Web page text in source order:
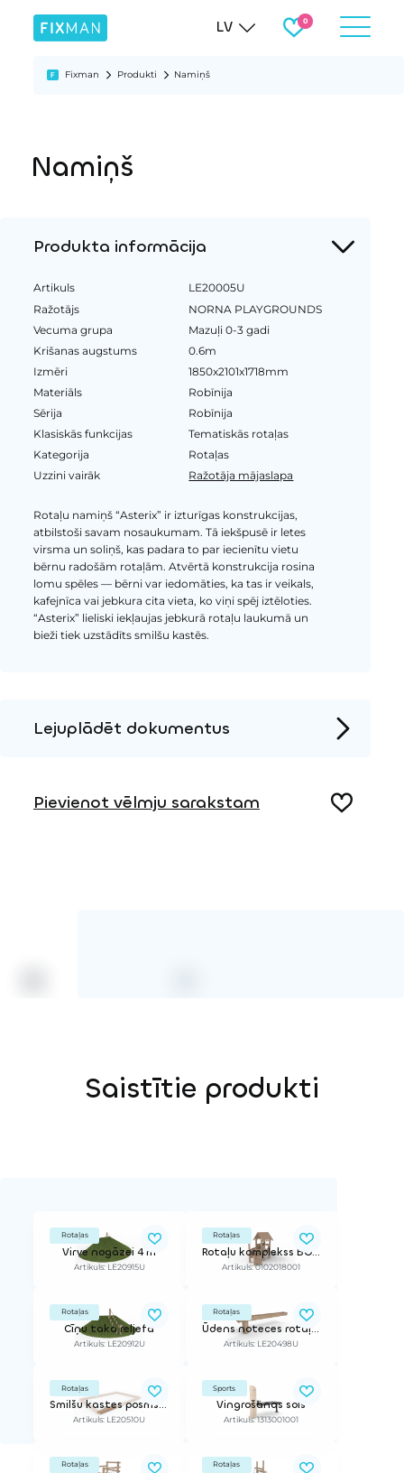
LV
Fixman Produkti Namiņš
Namiņš
Produkta informācija
Artikuls
LE20005U
Ražotājs
NORNA PLAYGROUNDS
Vecuma grupa
Mazuļi 0-3 gadi
Krišanas augstums
0.6m
Izmēri
1850x2101x1718mm
Materiāls
Robīnija
Sērija
Robīnija
Klasiskās funkcijas
Tematiskās rotaļas
Kategorija
Rotaļas
Uzzini vairāk
Ražotāja mājaslapa
Rotaļu namiņš “Asterix” ir izturīgas konstrukcijas,
atbilstoši savam nosaukumam. Tā iekšpusē ir letes
virsma un soliņš, kas padara to par iecienītu vietu
bērnu radošām rotaļām. Atvērtā konstrukcija rosina
lomu spēles — bērni var iedomāties, ka tas ir veikals,
kafejnīca vai jebkura cita vieta, ko viņi spēj iztēloties.
“Asterix” lieliski iekļaujas jebkurā rotaļu laukumā un
bieži tiek uzstādīts smilšu kastēs.
Lejuplādēt dokumentus
Pievienot vēlmju sarakstam
Saistītie produkti
Rotaļas
Virve nogāzei 4 m
Artikuls: LE20915U
Rotaļas
Rotaļu komplekss BOATY 950 RO
Artikuls: 0102018001
Rotaļas
Cīņu taka reljefā
Artikuls: LE20912U
Rotaļas
Ūdens noteces rotaļa- sadalītājs
Artikuls: LE20498U
Rotaļas
Smilšu kastes posms, tips 1 (2m)
Artikuls: LE20510U
Sports
Vingrošanas sols
Artikuls: 1313001001
Rotaļas Rotaļas